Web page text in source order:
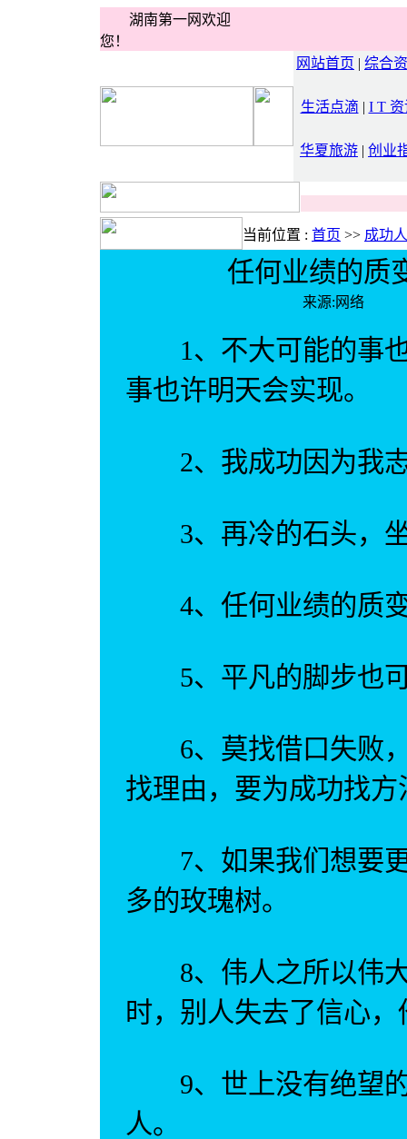
湖南第一网欢迎
您！
网站首页 | 综合
生活点滴 | I T 资
华夏旅游 | 创业
当前位置 : 首页 >> 成功
任何业绩的质
来源:网
1、不大可能的事也
事也许明天会实现。
2、我成功因为我
3、再冷的石头，坐
4、任何业绩的质变
5、平凡的脚步也可
6、莫找借口失败，
找理由，要为成功找方
7、如果我们想要更
多的玫瑰树。
8、伟人之所以伟大
时，别人失去了信心
9、世上没有绝望的
人。